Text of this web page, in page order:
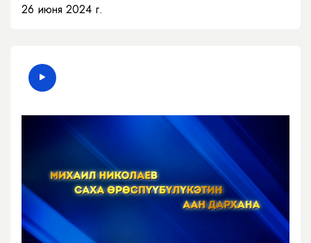
26 июня 2024 г.